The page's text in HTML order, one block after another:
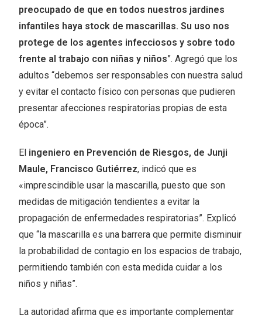
preocupado de que en todos nuestros jardines
infantiles haya stock de mascarillas. Su uso nos
protege de los agentes infecciosos y sobre todo
frente al trabajo con niñas y niños”. Agregó que los
adultos “debemos ser responsables con nuestra salud
y evitar el contacto físico con personas que pudieren
presentar afecciones respiratorias propias de esta
época”.
El ingeniero en Prevención de Riesgos, de Junji
Maule, Francisco Gutiérrez, indicó que es
«imprescindible usar la mascarilla, puesto que son
medidas de mitigación tendientes a evitar la
propagación de enfermedades respiratorias”. Explicó
que “la mascarilla es una barrera que permite disminuir
la probabilidad de contagio en los espacios de trabajo,
permitiendo también con esta medida cuidar a los
niños y niñas”.
La autoridad afirma que es importante complementar